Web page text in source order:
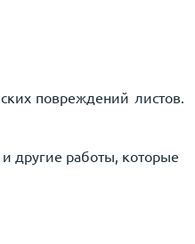
повреждений листов.
другие работы, которые